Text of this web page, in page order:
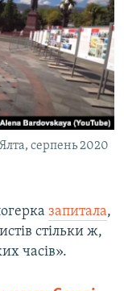
серпень 2020
запитала,
стільки ж,
часів».